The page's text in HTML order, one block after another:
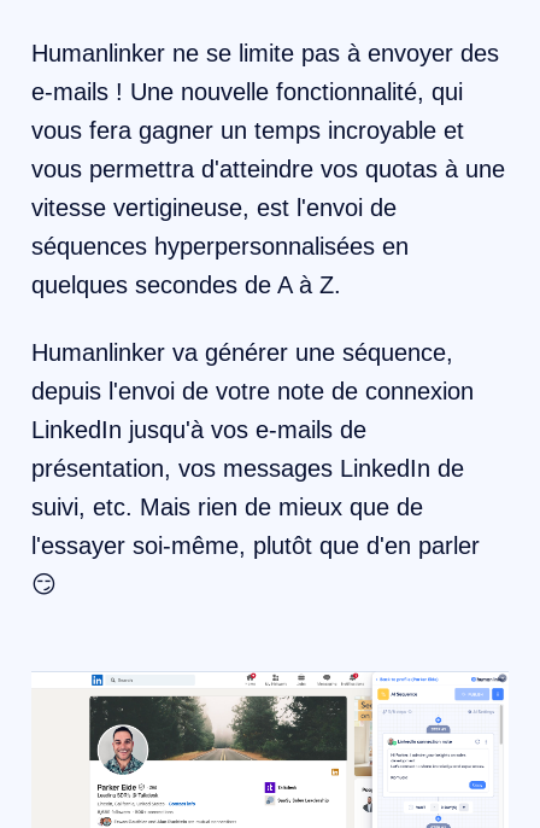
Humanlinker ne se limite pas à envoyer des
e-mails ! Une nouvelle fonctionnalité, qui
vous fera gagner un temps incroyable et
vous permettra d'atteindre vos quotas à une
vitesse vertigineuse, est l'envoi de
séquences hyperpersonnalisées en
quelques secondes de A à Z.
Humanlinker va générer une séquence,
depuis l'envoi de votre note de connexion
LinkedIn jusqu'à vos e-mails de
présentation, vos messages LinkedIn de
suivi, etc. Mais rien de mieux que de
l'essayer soi-même, plutôt que d'en parler
😏